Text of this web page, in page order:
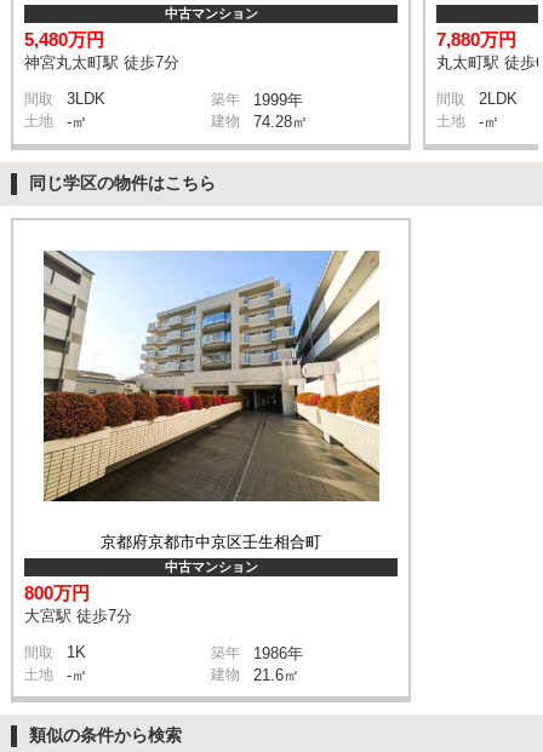
中古マンション
5,480万円
神宮丸太町駅 徒歩7分
間取 3LDK 築年 1999年
土地 -㎡ 建物 74.28㎡
7,880万円
丸太町駅 徒歩
間取 2LDK
土地 -㎡
同じ学区の物件はこちら
京都府京都市中京区壬生相合町
中古マンション
800万円
大宮駅 徒歩7分
間取 1K 築年 1986年
土地 -㎡ 建物 21.6㎡
類似の条件から検索